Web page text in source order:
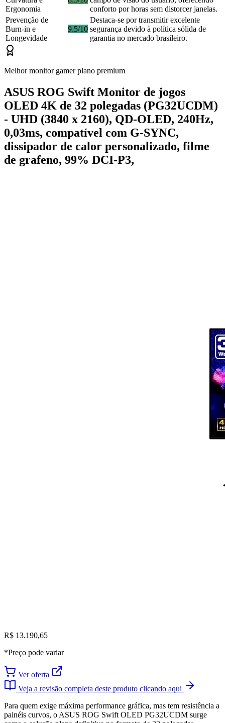
Ergonomia
conforto por horas sem distorcer janelas.
Prevenção de
Burn-in e
Longevidade
9.5/10
Destaca-se por transmitir excelente
segurança devido à política sólida de
garantia no mercado brasileiro.
Melhor monitor gamer plano premium
ASUS ROG Swift Monitor de jogos
OLED 4K de 32 polegadas (PG32UCDM)
- UHD (3840 x 2160), QD-OLED, 240Hz,
0,03ms, compatível com G-SYNC,
dissipador de calor personalizado, filme
de grafeno, 99% DCI-P3,
R$ 13.190,65
*Preço pode variar
Ver oferta
Veja a revisão completa deste produto clicando aqui
Para quem exige máxima performance gráfica, mas tem resistência a
painéis curvos, o ASUS ROG Swift OLED PG32UCDM surge